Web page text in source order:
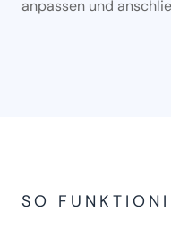
anpassen und
SO